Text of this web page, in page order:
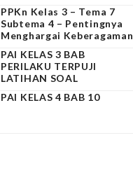
PPKn Kelas 3 – Tema 7
Subtema 4 – Pentingnya
Menghargai Keberagaman
PAI KELAS 3 BAB
PERILAKU TERPUJI
LATIHAN SOAL
PAI KELAS 4 BAB 10